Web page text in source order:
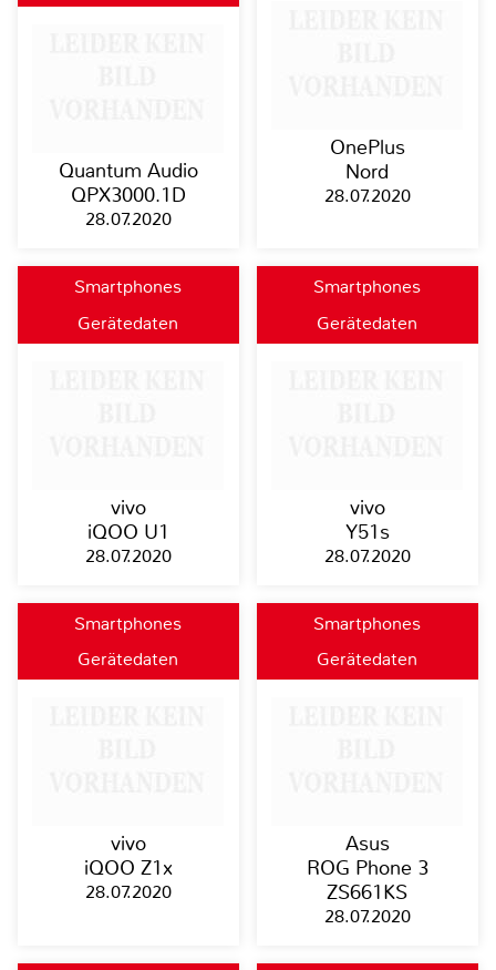
Quantum Audio
QPX3000.1D
28.07.2020
OnePlus
Nord
28.07.2020
Smartphones
Gerätedaten
vivo
iQOO U1
28.07.2020
Smartphones
Gerätedaten
vivo
Y51s
28.07.2020
Smartphones
Gerätedaten
vivo
iQOO Z1x
28.07.2020
Smartphones
Gerätedaten
Asus
ROG Phone 3
ZS661KS
28.07.2020